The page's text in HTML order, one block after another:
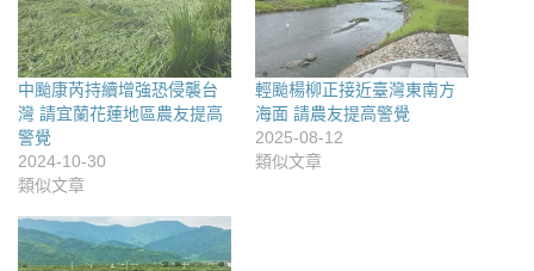
中颱康芮持續增強恐侵襲台
灣 請宜蘭花蓮地區農友提高
警覺
2024-10-30
類似文章
輕颱楊柳正接近臺灣東南方
海面 請農友提高警覺
2025-08-12
類似文章